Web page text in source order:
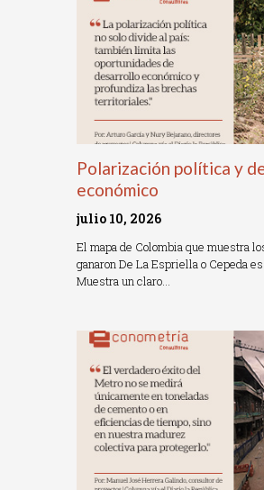
Polarización política y
económico
julio 10, 2026
El mapa de Colombia que muestra
ganaron De La Espriella o Cepeda
Muestra un claro…